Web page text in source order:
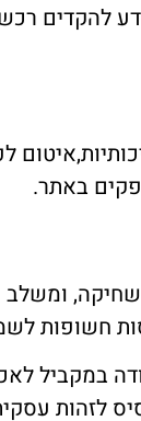
להקדים
באתר.
ומשלב
חשופות
במקביל
לזהות